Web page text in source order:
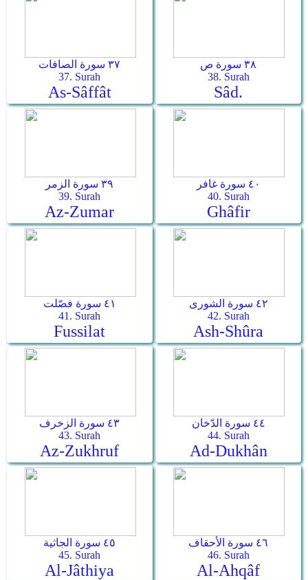
٣٧ سورة الصافات
37. Surah
As-Sâffât
٣٨ سورة ص
38. Surah
Sâd.
٣٩ سورة الزمر
39. Surah
Az-Zumar
٤٠ سورة غافر
40. Surah
Ghâfir
٤١ سورة فصّلت
41. Surah
Fussilat
٤٢ سورة الشورى
42. Surah
Ash-Shûra
٤٣ سورة الزخرف
43. Surah
Az-Zukhruf
٤٤ سورة الدّخان
44. Surah
Ad-Dukhân
٤٥ سورة الجاثية
45. Surah
Al-Jâthiya
٤٦ سورة الأحقاف
46. Surah
Al-Ahqâf